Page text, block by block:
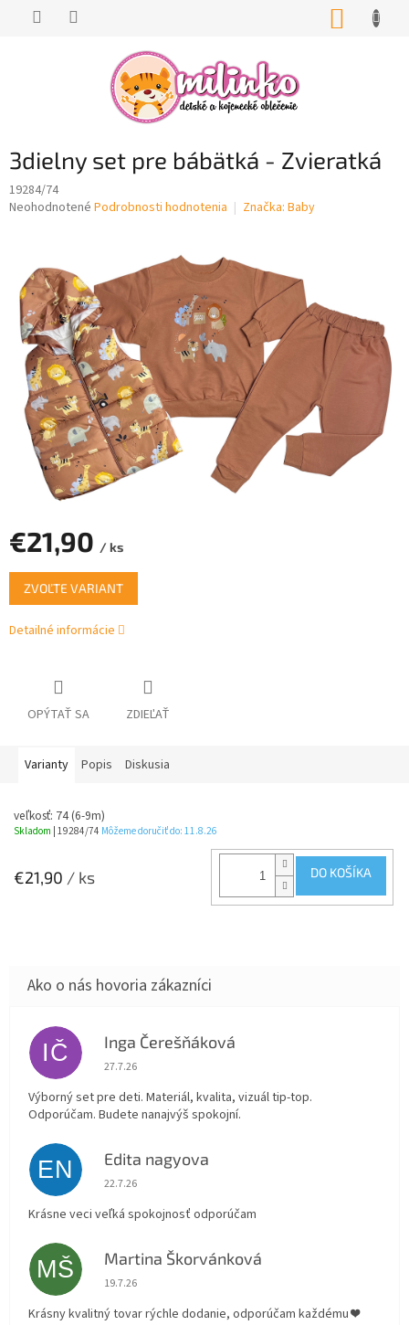
3dielny set pre bábätká - Zvieratká
19284/74
Priemerné
hviezdičiek.
Neohodnotené Podrobnosti hodnotenia Značka: Baby
€21,90 / ks
Jednotková
cena:
ZVOĽTE VARIANT
Detailné informácie
OPÝTAŤ SA ZDIEĽAŤ
Varianty Popis Diskusia
veľkosť: 74 (6-9m)
Skladom | 19284/74 Môžeme doručiť do: 11.8.26
€21,90 / ks DO KOŠÍKA
IČ Inga Čerešňáková
Hodnotenie obchodu je 5 z 5 hviezdičiek.
27.7.26
Výborný set pre deti. Materiál, kvalita, vizuál tip-top.
Odporúčam. Budete nanajvýš spokojní.
EN Edita nagyova
Hodnotenie obchodu je 5 z 5 hviezdičiek.
22.7.26
Krásne veci veľká spokojnosť odporúčam
MŠ Martina Škorvánková
Hodnotenie obchodu je 5 z 5 hviezdičiek.
19.7.26
Krásny kvalitný tovar rýchle dodanie, odporúčam každému ❤️